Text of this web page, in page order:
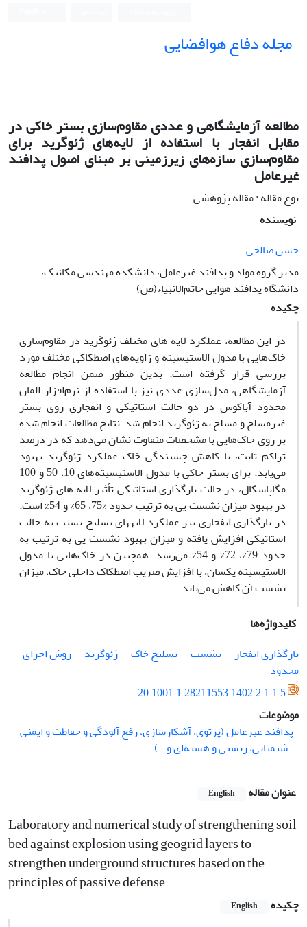
مجله دفاع هوافضایی
مطالعه‌ آزمایشگاهی و عددی مقاوم‌سازی بستر خاکی در
مقابل انفجار با استفاده از لایه‌های ژئوگرید برای
مقاوم‌سازی سازه‌های زیرزمینی بر مبنای اصول پدافند
غیرعامل
نوع مقاله : مقاله پژوهشی
نویسنده
حسن صالحی
مدیر گروه مواد و پدافند غیرعامل، دانشکده مهندسی مکانیک،
دانشگاه پدافند هوایی خاتم‌الانبیاء(ص)
چکیده
در این مطالعه، عملکرد لایه های مختلف ژئوگرید در مقاوم‌سازی
خاک‌هایی با مدول الاستیسیته و زاویه‌های اصطکاکی مختلف مورد
بررسی قرار گرفته است. بدین منظور ضمن انجام مطالعه
آزمایشگاهی، مدل‌سازی عددی نیز با استفاده از نرم‌افزار المان
محدود آباکوس در دو حالت استاتیکی و انفجاری روی بستر
غیرمسلح و مسلح به ژئوگرید انجام شد. نتایج مطالعات انجام شده
بر روی خاک‌هایی با مشخصات متفاوت نشان‌ می‌دهد که در درصد
تراکم ثابت، با کاهش چسبندگی خاک عملکرد ژئوگرید بهبود
می‌یابد. برای بستر خاکی با مدول الاستیسیته‌های 10، 50 و 100
مگاپاسکال، در حالت بارگذاری استاتیکی تأثیر لایه های ژئوگرید
در بهبود میزان نشست پی به ترتیب حدود %75، 65% و 54% است.
در بارگذاری انفجاری نیز عملکرد لایه‎های تسلیح نسبت به حالت
استاتیکی افزایش یافته و میزان بهبود نشست پی به ترتیب به
حدود 79%، 72% و 54% می‌رسد. همچنین در خاک‌هایی با مدول
الاستیسیته یکسان، با افزایش ضریب اصطکاک داخلی خاک، میزان
نشست آن کاهش می‌یابد.
کلیدواژه‌ها
بارگذاری انفجار
نشست تسلیح خاک ژئوگرید
روش اجزای
محدود
20.1001.1.28211553.1402.2.1.1.5
موضوعات
پدافند غیرعامل (پرتوی، آشکارسازی، رفع آلودگی و حفاظت و ایمنی
-شیمیایی، زیستی و هسته‌ای و...)
عنوان مقاله English
Laboratory and numerical study of strengthening soil
bed against explosion using geogrid layers to
strengthen underground structures based on the
principles of passive defense
چکیده English